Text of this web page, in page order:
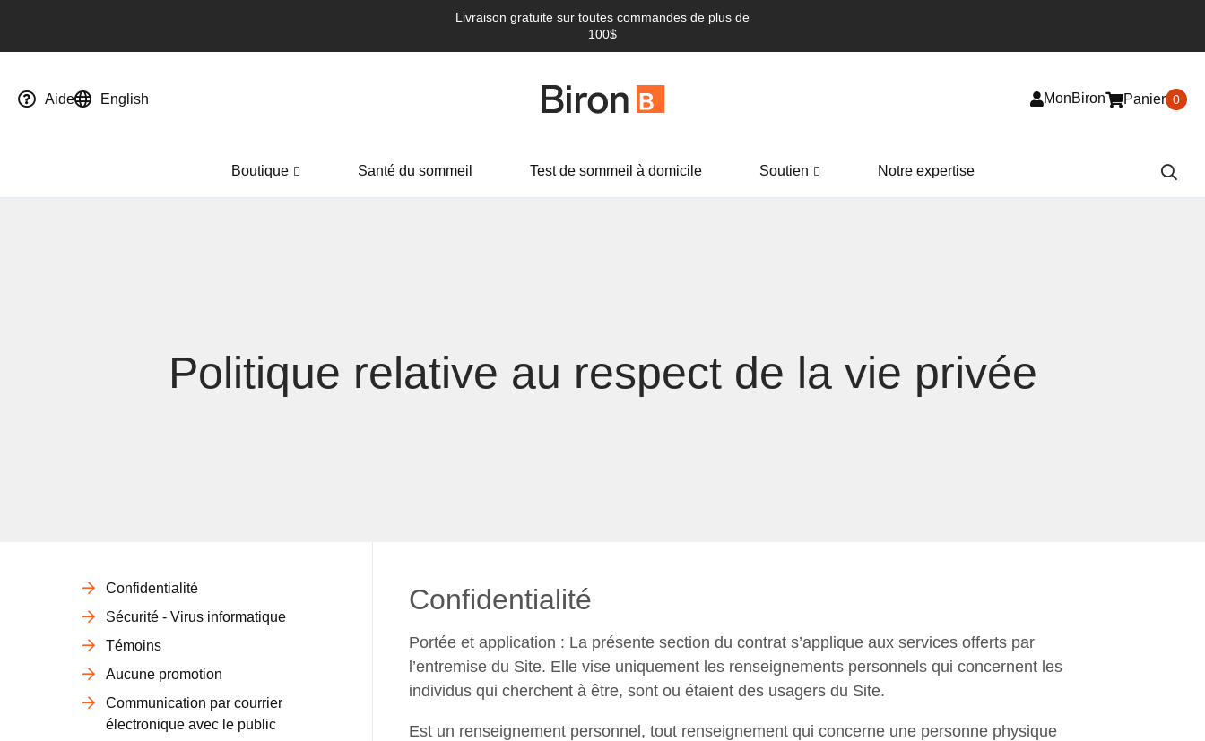
Livraison gratuite sur toutes commandes de plus de
100$
Aide English MonBiron Panier 0
Boutique Santé du sommeil Test de sommeil à domicile Soutien Notre expertise
Politique relative au respect de la vie privée
Confidentialité
Sécurité - Virus informatique
Témoins
Aucune promotion
Communication par courrier
électronique avec le public
Confidentialité
Portée et application : La présente section du contrat s’applique aux services offerts par
l’entremise du Site. Elle vise uniquement les renseignements personnels qui concernent les
individus qui cherchent à être, sont ou étaient des usagers du Site.
Est un renseignement personnel, tout renseignement qui concerne une personne physique